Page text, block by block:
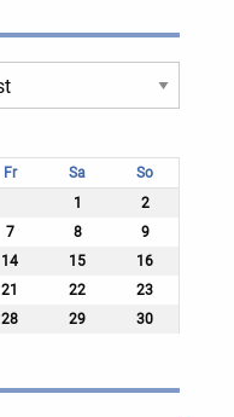
Fr Sa
So
1
2
7 8
9
14 15
16
21 22
23
28 29
30